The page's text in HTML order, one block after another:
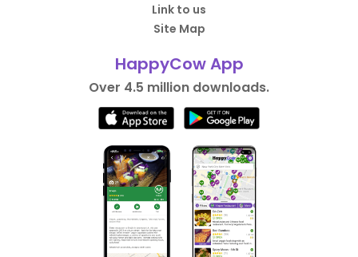
Link to us
Site Map
HappyCow App
Over 4.5 million downloads.